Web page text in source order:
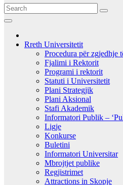
Rreth Universitetit
Procedura për zgjedhje
Fjalimi i Rektorit
Programi i rektorit
Statuti i Universitetit
Plani Strategjik
Plani Aksional
Stafi Akademik
Informatori Publik –
Ligje
Konkurse
Buletini
Informatori Universitar
Mbrojtjet publike
Regjistrimet
Attractions in Skopje